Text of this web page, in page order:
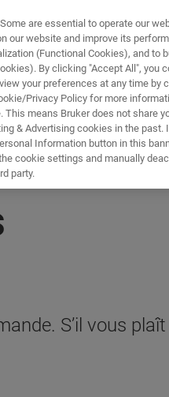
S’il vous
are essential to operate our
our website and improve its
(Functional Cookies), and to
By clicking "Accept All", you
your preferences at any time by
Privacy Policy for more
means Bruker does not share
& Advertising cookies in the past.
Information button in this
cookie settings and manually
party.